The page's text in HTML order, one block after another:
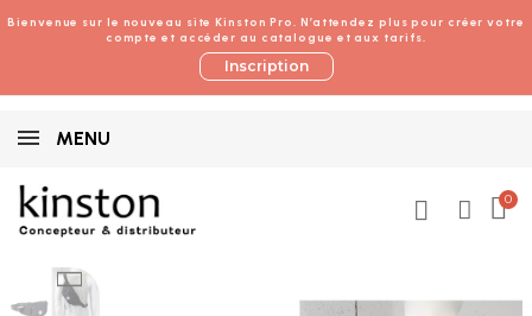
Bienvenue sur le nouveau site Kinston Pro. N’attendez plus pour créer votre
compte et accéder au catalogue et aux tarifs.
Inscription
MENU